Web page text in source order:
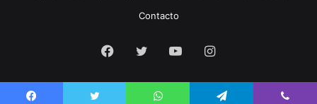
Contacto
Facebook
TwitterYouTubeInstagram